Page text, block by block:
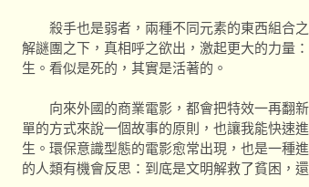
殺手也是弱者，兩種不同元素的東西組合之
解謎團之下，真相呼之欲出，激起更大的力量
生。看似是死的，其實是活著的。
向來外國的商業電影，都會把特效一再翻新
單的方式來說一個故事的原則，也讓我能快速
生。環保意識型態的電影愈常出現，也是一種
的人類有機會反思：到底是文明解救了貧困，